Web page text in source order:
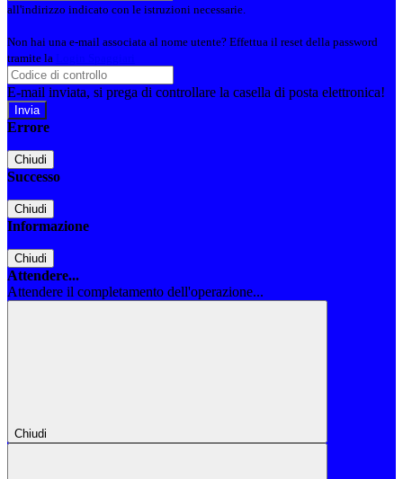
all'indirizzo indicato con le istruzioni necessarie.
Non hai una e-mail associata al nome utente? Effettua il reset della password
tramite la
E-mail inviata, si prega di controllare la casella di posta elettronica!
Errore
Chiudi
Successo
Chiudi
Informazione
Chiudi
Attendere...
Attendere il completamento dell'operazione...
Chiudi